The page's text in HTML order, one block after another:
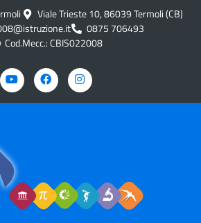
Viale Trieste 10, 86039 Termoli (CB)
0875 706493
Cod.Mecc.: CBIS022008